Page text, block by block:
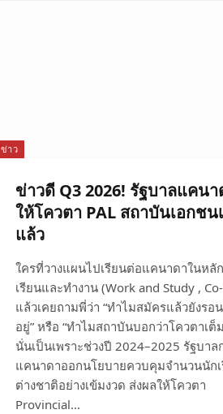
ข่าว
ข่าวดี Q3 2026! รัฐบาลแคนา
ให้โควตา PAL สถาบันเอกชน
แล้ว
ใครที่วางแผนไปเรียนต่อแคนาดาในหลั
เรียนและทำงาน (Work and Study ,
แล้วเคยถามพี่ว่า “ทำไมสมัครแล้วยังรอ
อยู่” หรือ “ทำไมสถาบันบอกว่าโควตาเต็
นั่นเป็นเพราะช่วงปี 2024–2025 รัฐบาล
แคนาดาออกนโยบายควบคุมจำนวนนัก
ต่างชาติอย่างเข้มงวด ส่งผลให้โควตา
Provincial…